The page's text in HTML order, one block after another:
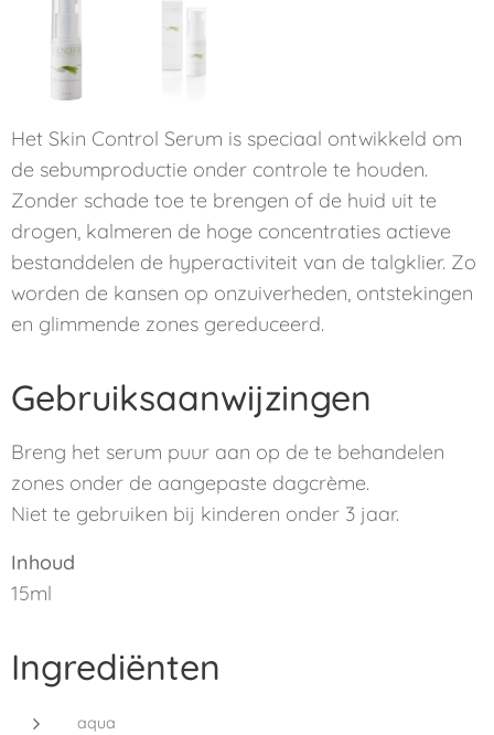
Het Skin Control Serum is speciaal ontwikkeld om
de sebumproductie onder controle te houden.
Zonder schade toe te brengen of de huid uit te
drogen, kalmeren de hoge concentraties actieve
bestanddelen de hyperactiviteit van de talgklier. Zo
worden de kansen op onzuiverheden, ontstekingen
en glimmende zones gereduceerd.
Gebruiksaanwijzingen
Breng het serum puur aan op de te behandelen
zones onder de aangepaste dagcrème.
Niet te gebruiken bij kinderen onder 3 jaar.
Inhoud
15ml
Ingrediënten
aqua